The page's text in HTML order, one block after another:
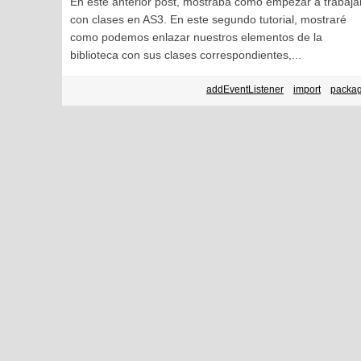
con clases en AS3. En este segundo tutorial, mostraré
como podemos enlazar nuestros elementos de la
biblioteca con sus clases correspondientes,...
addEventListener import